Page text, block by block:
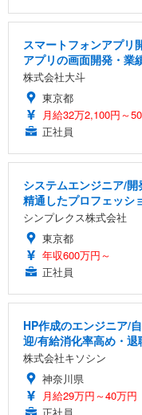
スマートフォンアプリ
アプリの画面開発・業
株式会社大斗
東京都
月給32万2,100円～
正社員
システムエンジニア/
精通したプロフェッシ
シンプレクス株式会社
東京都
年収600万円～
正社員
HP作成のエンジニア/
迎/有給消化率高め・退
株式会社キソシン
神奈川県
月給29万円～40万円